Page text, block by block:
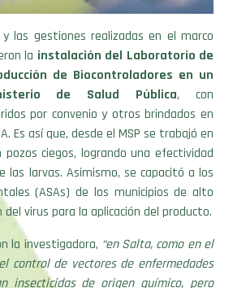
las gestiones realizadas en el marco
la instalación del Laboratorio de
de Biocontroladores en un
de Salud Pública, con
por convenio y otros brindados en
Es así que, desde el MSP se trabajó en
ciegos, logrando una efectividad
las larvas. Asimismo, se capacitó a los
(ASAs) de los municipios de alto
virus para la aplicación del producto.
la investigadora, “en Salta, como en el
control de vectores de enfermedades
insecticidas de origen químico, pero